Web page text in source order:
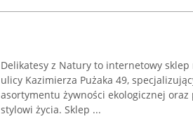
Delikatesy z Natury to internetowy
ulicy Kazimierza Pużaka 49,
asortymentu żywności ekologicznej
stylowi życia. Sklep ...